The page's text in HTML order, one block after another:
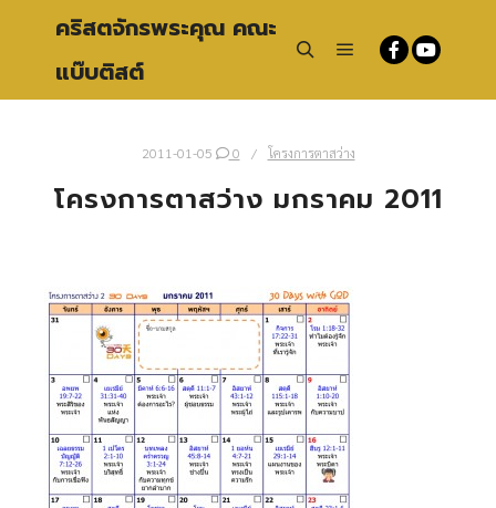
คริสตจักรพระคุณ คณะ
แบ๊บติสต์
2011-01-05 0 โครงการตาสว่าง
โครงการตาสว่าง มกราคม 2011